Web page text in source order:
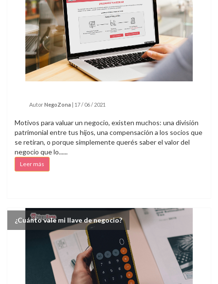
AutorNegoZona | 17 / 06 / 2021
Motivos para valuar un negocio, existen muchos: una división
patrimonial entre tus hijos, una compensación a los socios que
se retiran, o porque simplemente querés saber el valor del
negocio que lo......
Leer más
¿Cuánto vale mi llave de negocio?